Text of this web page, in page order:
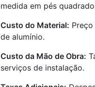
medida em pés
Custo do Material:
de alumínio.
Custo da Mão de Obra:
serviços de instalação.